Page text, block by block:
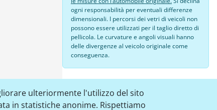
ulteriormente l'utilizzo del sito
in statistiche anonime. Rispettiamo
ogni responsabilità per eventuali differenze
dimensionali. I percorsi dei vetri di veicoli non
possono essere utilizzati per il taglio diretto di
pellicola. Le curvature e angoli visuali hanno
delle divergenze al veicolo originale come
conseguenza.
24,00 €
aggiungere al paniere